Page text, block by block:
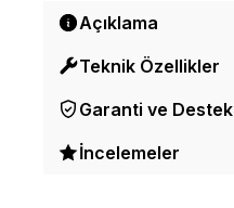
Açıklama
Teknik Özellikler
Garanti ve Destek
İncelemeler